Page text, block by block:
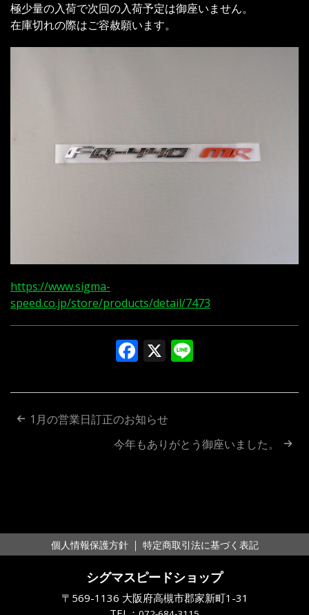
極少量の入荷で次回の入荷予定は御座いません。
在庫切れの際はご容赦願います。
https://www.sigma-
speed.co.jp/store/products/detail/7473
Facebook
X
投 1月の営業日訂正のお知らせ
今年もありがとう御座いました。
個人情報保護方針 ｜ 特定商取引法に基づく表記
シグマスピードショップ
〒569-1136 大阪府高槻市郡家新町1-31